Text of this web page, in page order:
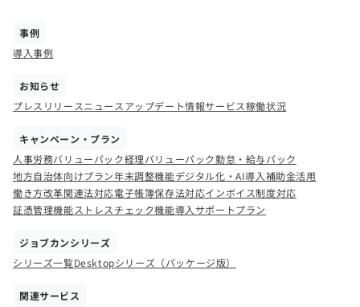
事例
導入事例
お知らせ
プレスリリースニュース アップデート情報サービス稼働状況
キャンペーン・プラン
人事労務バリューパック経理バリューパック勤怠・給与パック
地方自治体向けプラン年末調整機能デジタル化・AI導入補助金活用
働き方改革関連法対応電子帳簿保存法対応インボイス制度対応
証憑管理機能ストレスチェック機能導入サポートプラン
ジョブカンシリーズ
シリーズ一覧Desktopシリーズ（パッケージ版）
関連サービス